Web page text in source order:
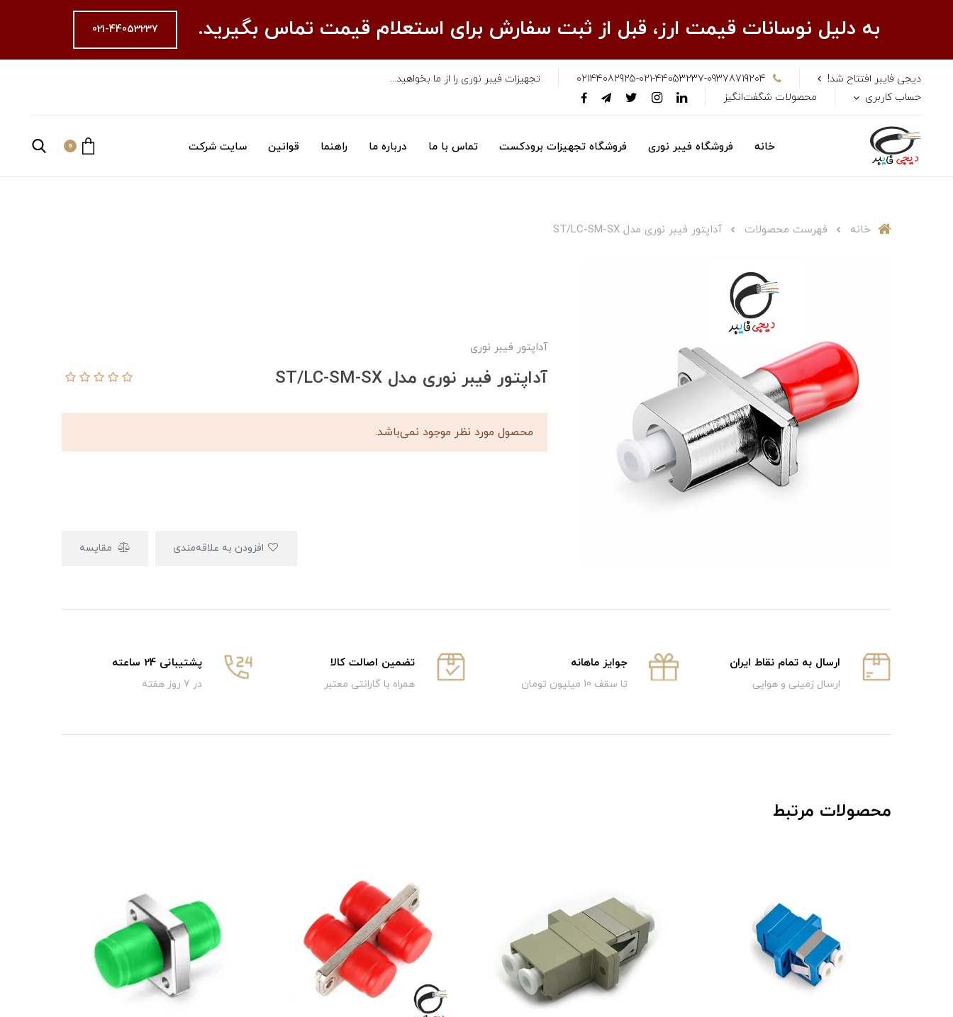
به دلیل نوسانات قیمت ارز، قبل از ثبت سفارش برای استعلام قیمت تماس بگیرید. 021-44053237
دیجی فایبر افتتاح شد! 02144082925-021-44053237-09378719204
تجهیزات فیبر نوری را از ما بخواهید...
حساب کاربری
محصولات شگفت‌انگیز
خانه فروشگاه فیبر نوری فروشگاه تجهیزات برودکست تماس با ما درباره ما راهنما قوانین سایت شرکت 0
خانه فهرست محصولات آداپتور فیبر نوری مدل ST/LC-SM-SX
آداپتور فیبر نوری
آداپتور فیبر نوری مدل ST/LC-SM-SX
محصول مورد نظر موجود نمی‌باشد.
مقایسه
ارسال به تمام نقاط ایران
ارسال زمینی و هوایی
جوایز ماهانه
تا سقف 10 میلیون تومان
تضمین اصالت کالا
همراه با گارانتی معتبر
پشتیبانی 24 ساعته
در 7 روز هفته
محصولات مرتبط